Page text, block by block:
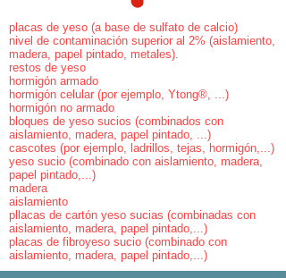
placas de yeso (a base de sulfato de calcio)
nivel de contaminación superior al 2% (aislamiento,
madera, papel pintado, metales).
restos de yeso
hormigón armado
hormigón celular (por ejemplo, Ytong®, ...)
hormigón no armado
bloques de yeso sucios (combinados con
aislamiento, madera, papel pintado, ...)
cascotes (por ejemplo, ladrillos, tejas, hormigón,...)
yeso sucio (combinado con aislamiento, madera,
papel pintado,...)
madera
aislamiento
pllacas de cartón yeso sucias (combinadas con
aislamiento, madera, papel pintado,...)
placas de fibroyeso sucio (combinado con
aislamiento, madera, papel pintado,...)